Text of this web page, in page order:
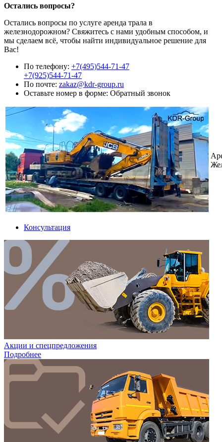
Остались вопросы?
Остались вопросы по услуге аренда трала в
железнодорожном? Свяжитесь с нами удобным способом, и
мы сделаем всё, чтобы найти индивидуальное решение для
Вас!
По телефону: +7(495)544-71-47
+7(925)544-71-47
По почте: zakaz@kdr-group.ru
Оставьте номер в форме: Обратный звонок
Консультация
Акции и спецпредложения
Подробнее